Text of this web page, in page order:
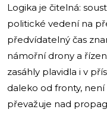
Logika je čitelná:
politické vedení na
předvídatelný čas
námořní drony a
zasáhly plavidla i v
daleko od fronty,
převažuje nad